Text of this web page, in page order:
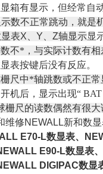
箱有显示，但经常自
示数不正常跳动，就是
表X、Y、Z轴显示显
不*，与实际计数有相
表按键后没有反应。
尺中*轴跳数或不正常
机后，显示出现“
栅尺的读数偶然有很
维修NEWALL新和数
E70-L数显表、
E90-L数显表
DIGIPAC数显